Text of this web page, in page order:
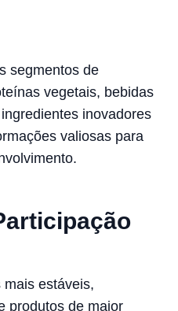
segmentos de
vegetais, bebidas
inovadores
valiosas para
estáveis,
produtos de maior